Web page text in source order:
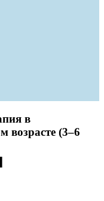
в
возрасте (3–6